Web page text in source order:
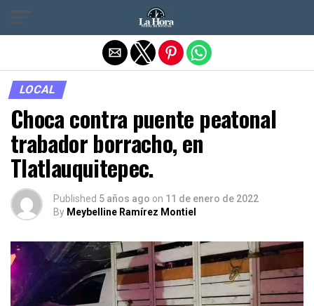
LOCAL
Choca contra puente peatonal
trabador borracho, en
Tlatlauquitepec.
Published 5 años ago on 11 de enero de 2022
By Meybelline Ramírez Montiel
Salir de la versión móvil